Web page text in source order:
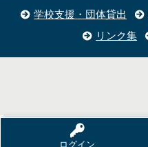
ログイン
学校支援・団体貸出
リンク集